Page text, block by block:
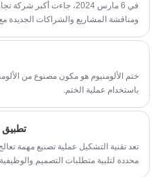
1. أجهزة إعادة التأهيل الطبية
عكازات ، كراسي للاستحمام ،
مشاة ، إلخ.
2. سلالم من سبيكة الألومنيوم
سلالم قابلة للطي ، سلالم دائرية
معطلة محمولة ، إلخ.
في 6 مارس 2024، جاءت أكبر
ختم الألومنيوم هو مكون مصنوع من
باستخدام عملية الختم.
تطبيق
تعد تقنية التشكيل عملية تصنيع مهمة
محددة لتلبية متطلبات التصميم